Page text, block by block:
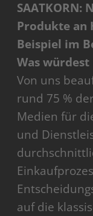
Produkte an
Beispiel im
Was
Von uns
rund 75 %
Medien für
und
auf die